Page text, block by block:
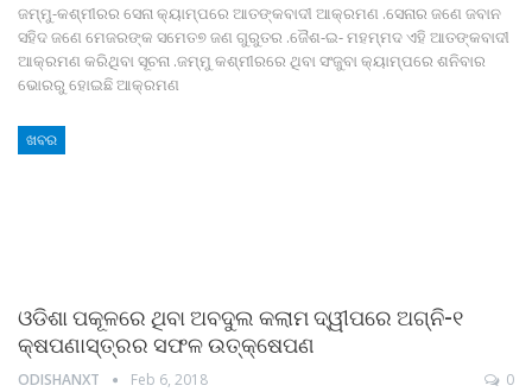
ଜମ୍ମୁ-କଶ୍ମୀରର ସେନା କ୍ୟାମ୍ପରେ ଆତଙ୍କବାଦୀ ଆକ୍ରମଣ .ସେନାର ଜଣେ ଜବାନ
ସହିଦ ଜଣେ ମେଜରଙ୍କ ସମେତ୭ ଜଣ ଗୁରୁତର .ଜୈଶ-ଇ- ମହମ୍ମଦ ଏହି ଆତଙ୍କବାଦୀ
ଆକ୍ରମଣ କରିଥିବା ସୂଚନା .ଜମ୍ମୁ କଶ୍ମୀରରେ ଥିବା ସଂଜୁବା କ୍ୟାମ୍ପରେ ଶନିବାର
ଭୋରରୁ ହୋଇଛି ଆକ୍ରମଣ
ଖବର
ଓଡିଶା ପକୂଳରେ ଥିବା ଅବଦୁଲ କଲାମ ଦ୍ୱୀପରେ ଅଗ୍ନି-୧
କ୍ଷପଣାସ୍ତ୍ରର ସଫଳ ଉତ୍‌କ୍ଷେପଣ
ODISHANXT Feb 6, 2018 0